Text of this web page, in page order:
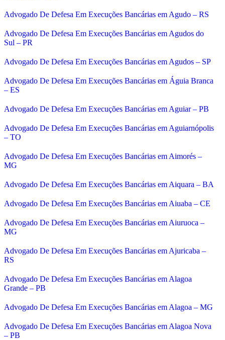
Advogado De Defesa Em Execuções Bancárias em Agudo – RS
Advogado De Defesa Em Execuções Bancárias em Agudos do
Sul – PR
Advogado De Defesa Em Execuções Bancárias em Agudos – SP
Advogado De Defesa Em Execuções Bancárias em Águia Branca
– ES
Advogado De Defesa Em Execuções Bancárias em Aguiar – PB
Advogado De Defesa Em Execuções Bancárias em Aguiarnópolis
– TO
Advogado De Defesa Em Execuções Bancárias em Aimorés –
MG
Advogado De Defesa Em Execuções Bancárias em Aiquara – BA
Advogado De Defesa Em Execuções Bancárias em Aiuaba – CE
Advogado De Defesa Em Execuções Bancárias em Aiuruoca –
MG
Advogado De Defesa Em Execuções Bancárias em Ajuricaba –
RS
Advogado De Defesa Em Execuções Bancárias em Alagoa
Grande – PB
Advogado De Defesa Em Execuções Bancárias em Alagoa – MG
Advogado De Defesa Em Execuções Bancárias em Alagoa Nova
– PB